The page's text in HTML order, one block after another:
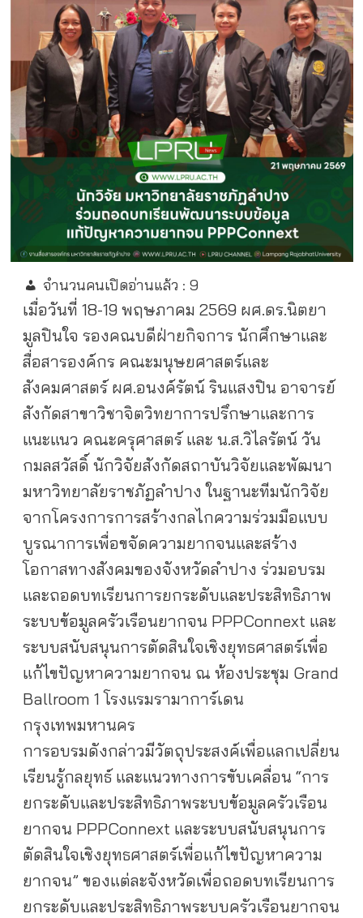
จำนวนคนเปิดอ่านแล้ว : 9
เมื่อวันที่ 18-19 พฤษภาคม 2569 ผศ.ดร.นิตยา
มูลปินใจ รองคณบดีฝ่ายกิจการ นักศึกษาและ
สื่อสารองค์กร คณะมนุษยศาสตร์และ
สังคมศาสตร์ ผศ.อนงค์รัตน์ รินแสงปิน อาจารย์
สังกัดสาขาวิชาจิตวิทยาการปรึกษาและการ
แนะแนว คณะครุศาสตร์ และ น.ส.วิไลรัตน์ วัน
กมลสวัสดิ์ นักวิจัยสังกัดสถาบันวิจัยและพัฒนา
มหาวิทยาลัยราชภัฏลำปาง ในฐานะทีมนักวิจัย
จากโครงการการสร้างกลไกความร่วมมือแบบ
บูรณาการเพื่อขจัดความยากจนและสร้าง
โอกาสทางสังคมของจังหวัดลำปาง ร่วมอบรม
และถอดบทเรียนการยกระดับและประสิทธิภาพ
ระบบข้อมูลครัวเรือนยากจน PPPConnext และ
ระบบสนับสนุนการตัดสินใจเชิงยุทธศาสตร์เพื่อ
แก้ไขปัญหาความยากจน ณ ห้องประชุม Grand
Ballroom 1 โรงแรมรามาการ์เดน
กรุงเทพมหานคร
การอบรมดังกล่าวมีวัตถุประสงค์เพื่อแลกเปลี่ยน
เรียนรู้กลยุทธ์ และแนวทางการขับเคลื่อน “การ
ยกระดับและประสิทธิภาพระบบข้อมูลครัวเรือน
ยากจน PPPConnext และระบบสนับสนุนการ
ตัดสินใจเชิงยุทธศาสตร์เพื่อแก้ไขปัญหาความ
ยากจน” ของแต่ละจังหวัดเพื่อถอดบทเรียนการ
ยกระดับและประสิทธิภาพระบบครัวเรือนยากจน